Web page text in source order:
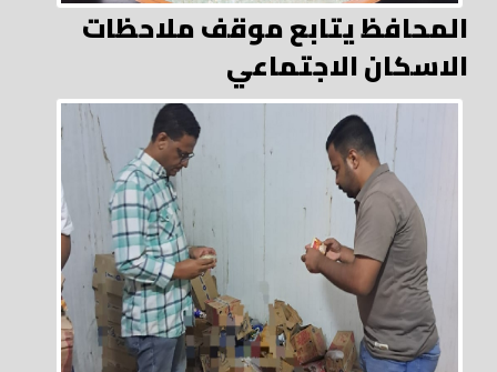
المحافظ يتابع موقف ملاحظات
الاسكان الاجتماعي